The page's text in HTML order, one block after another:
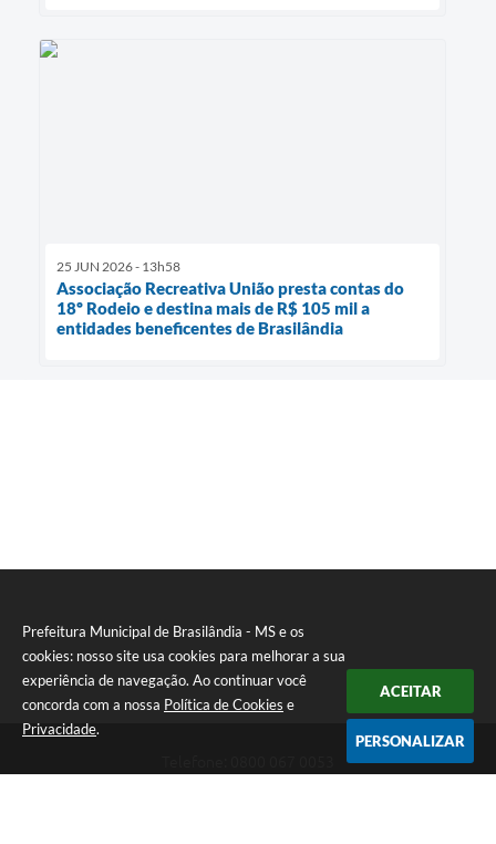
Prefeitura Municipal de Brasilândia - MS e os
cookies: nosso site usa cookies para melhorar a sua
experiência de navegação. Ao continuar você
concorda com a nossa Política de Cookies e
Privacidade.
ACEITAR
PERSONALIZAR
25 JUN 2026 - 13h58
Associação Recreativa União presta contas do
18º Rodeio e destina mais de R$ 105 mil a
entidades beneficentes de Brasilândia